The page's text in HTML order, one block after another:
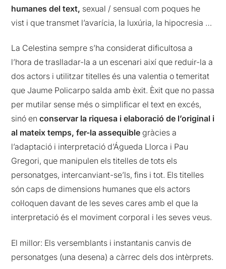
humanes del text, sexual / sensual com poques he
vist i que transmet l’avarícia, la luxúria, la hipocresia …
La Celestina sempre s’ha considerat dificultosa a
l’hora de traslladar-la a un escenari així que reduir-la a
dos actors i utilitzar titelles és una valentia o temeritat
que Jaume Policarpo salda amb èxit. Èxit que no passa
per mutilar sense més o simplificar el text en excés,
sinó enconservar la riquesa i elaboració de l’original i
al mateix temps, fer-la assequible gràcies a
l’adaptació i interpretació d’Águeda Llorca i Pau
Gregori, que manipulen els titelles de tots els
personatges, intercanviant-se’ls, fins i tot. Els titelles
són caps de dimensions humanes que els actors
col·loquen davant de les seves cares amb el que la
interpretació és el moviment corporal i les seves veus.
El millor: Els versemblants i instantanis canvis de
personatges (una desena) a càrrec dels dos intèrprets.